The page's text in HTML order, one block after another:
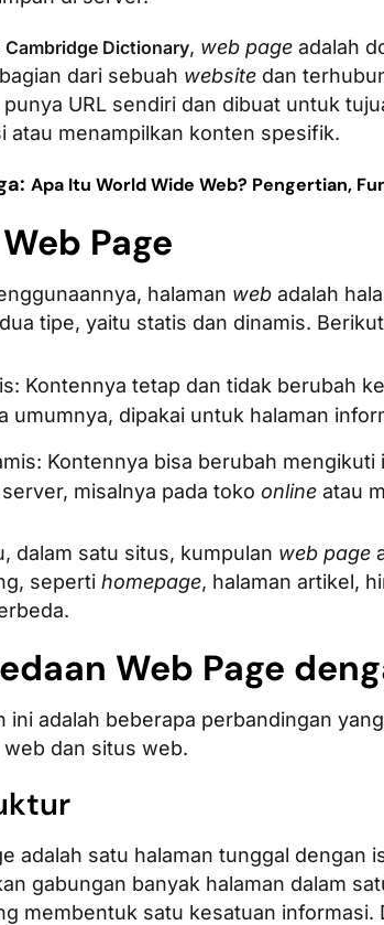
Cambridge Dictionary, web page adalah
dari sebuah website dan
punya URL sendiri dan dibuat untuk
atau menampilkan konten spesifik.
Apa Itu World Wide Web? Pengertian,
Page
halaman web adalah
tipe, yaitu statis dan dinamis.
Kontennya tetap dan tidak berubah
umumnya, dipakai untuk halaman
Kontennya bisa berubah
misalnya pada toko online atau
dalam satu situs, kumpulan web page
seperti homepage, halaman artikel,
Web Page
ini adalah beberapa perbandingan
web dan situs web.
adalah satu halaman tunggal dengan
gabungan banyak halaman dalam
membentuk satu kesatuan informasi.